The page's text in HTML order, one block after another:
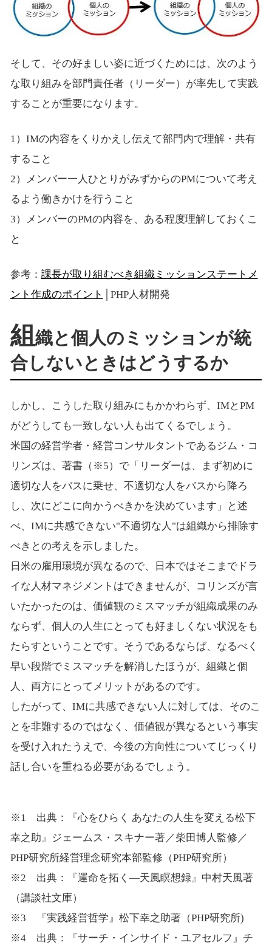
そして、その好ましい姿に近づくためには、次のよう
な取り組みを部門責任者（リーダー）が率先して実践
することが重要になります。
1）IMの内容をくりかえし伝えて部門内で理解・共有
すること
2）メンバー一人ひとりがみずからのPMについて考え
るよう働きかけを行うこと
3）メンバーのPMの内容を、ある程度理解しておくこ
と
参考： 課長が取り組むべき組織ミッションステートメ
ント作成のポイント
│PHP人材開発
組 織と個人のミッションが統
合しないときはどうするか
しかし、こうした取り組みにもかかわらず、IMとPM
がどうしても一致しない人も出てくるでしょう。
米国の経営学者・経営コンサルタントであるジム・コ
リンズは、著書（※5）で「リーダーは、まず初めに
適切な人をバスに乗せ、不適切な人をバスから降ろ
し、次にどこに向かうべきかを決めています」と述
べ、IMに共感できない"不適切な人"は組織から排除す
べきとの考えを示しました。
日米の雇用環境が異なるので、日本ではそこまでドラ
イな人材マネジメントはできませんが、コリンズが言
いたかったのは、価値観のミスマッチが組織成果のみ
ならず、個人の人生にとっても好ましくない状況をも
たらすということです。そうであるならば、なるべく
早い段階でミスマッチを解消したほうが、組織と個
人、両方にとってメリットがあるのです。
したがって、IMに共感できない人に対しては、そのこ
とを非難するのではなく、価値観が異なるという事実
を受け入れたうえで、今後の方向性についてじっくり
話し合いを重ねる必要があるでしょう。
※1 出典：『心をひらく あなたの人生を変える松下
幸之助』ジェームス・スキナー著／柴田博人監修／
PHP研究所経営理念研究本部監修（PHP研究所）
※2 出典：『運命を拓く―天風瞑想録』中村天風著
（講談社文庫）
※3 『実践経営哲学』松下幸之助著（PHP研究所)
※4 出典：『サーチ・インサイド・ユアセルフ』チ